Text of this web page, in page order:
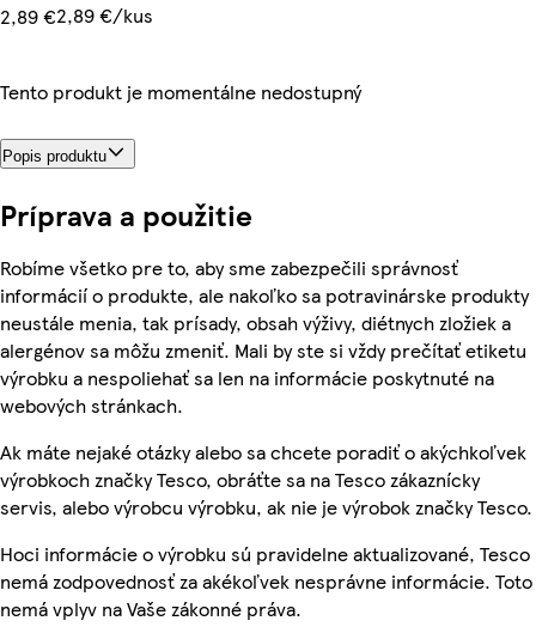
2,89 €2,89 €/kus
Tento produkt je momentálne nedostupný
Popis produktu
Príprava a použitie
Robíme všetko pre to, aby sme zabezpečili správnosť
informácií o produkte, ale nakoľko sa potravinárske produkty
neustále menia, tak prísady, obsah výživy, diétnych zložiek a
alergénov sa môžu zmeniť. Mali by ste si vždy prečítať etiketu
výrobku a nespoliehať sa len na informácie poskytnuté na
webových stránkach.
Ak máte nejaké otázky alebo sa chcete poradiť o akýchkoľvek
výrobkoch značky Tesco, obráťte sa na Tesco zákaznícky
servis, alebo výrobcu výrobku, ak nie je výrobok značky Tesco.
Hoci informácie o výrobku sú pravidelne aktualizované, Tesco
nemá zodpovednosť za akékoľvek nesprávne informácie. Toto
nemá vplyv na Vaše zákonné práva.